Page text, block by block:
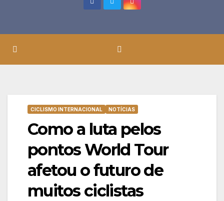
CICLISMO INTERNACIONAL NOTÍCIAS
Como a luta pelos
pontos World Tour
afetou o futuro de
muitos ciclistas